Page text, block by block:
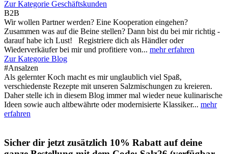
Zur Kategorie Geschäftskunden
B2B
Wir wollen Partner werden? Eine Kooperation eingehen?
Zusammen was auf die Beine stellen? Dann bist du bei mir richtig -
darauf habe ich Lust! Registriere dich als Händler oder
Wiederverkäufer bei mir und profitiere von... mehr erfahren
Zur Kategorie Blog
#Ansalzen
Als gelernter Koch macht es mir unglaublich viel Spaß,
verschiedenste Rezepte mit unseren Salzmischungen zu kreieren.
Daher stelle ich in diesem Blog immer mal wieder neue kulinarische
Ideen sowie auch altbewährte oder modernisierte Klassiker... mehr
erfahren
Sicher dir jetzt zusätzlich 10% Rabatt auf deine